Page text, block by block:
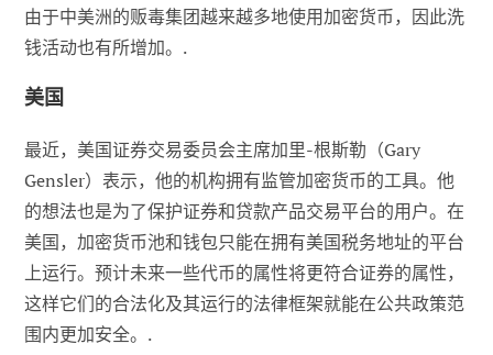
由于中美洲的贩毒集团越来越多地使用加密货币，因此洗
钱活动也有所增加。.
美国
最近，美国证券交易委员会主席加里-根斯勒（Gary
Gensler）表示，他的机构拥有监管加密货币的工具。他
的想法也是为了保护证券和贷款产品交易平台的用户。在
美国，加密货币池和钱包只能在拥有美国税务地址的平台
上运行。预计未来一些代币的属性将更符合证券的属性，
这样它们的合法化及其运行的法律框架就能在公共政策范
围内更加安全。.